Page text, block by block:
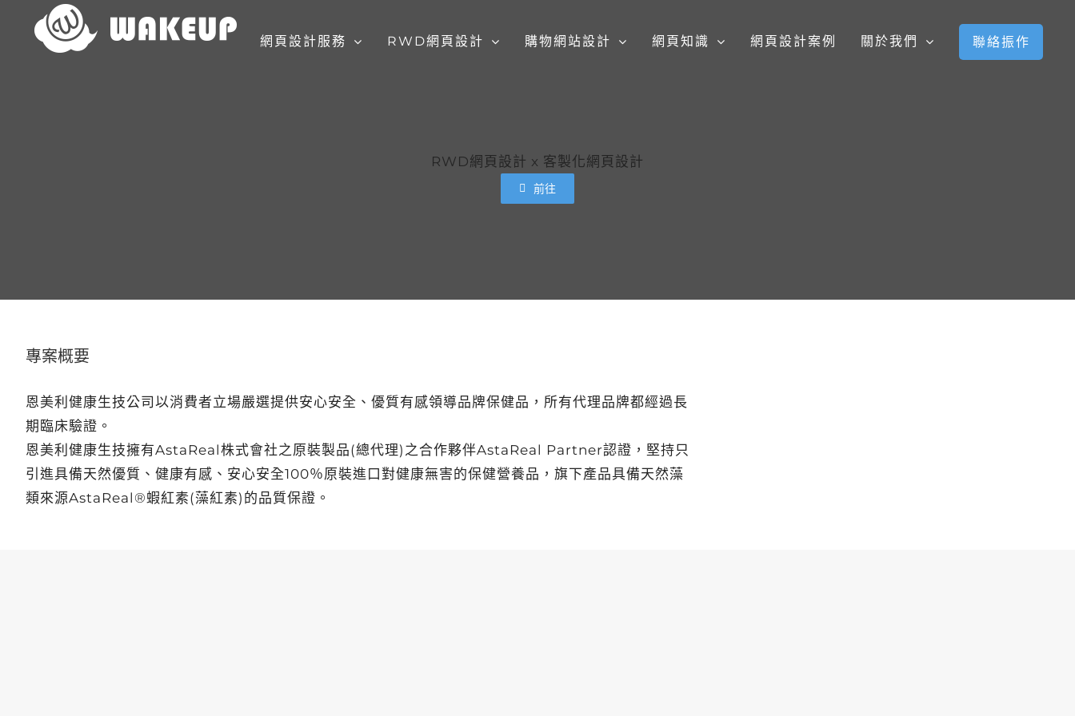
content
網頁設計服務 RWD網頁設計 購物網站設計 網頁知識 網頁設計案例 關於我們 聯絡振作
RWD網頁設計 x 客製化網頁設計
前往
專案概要
恩美利健康生技公司以消費者立場嚴選提供安心安全、優質有感領導品牌保健品，所有代理品牌都經過長
期臨床驗證。
恩美利健康生技擁有AstaReal株式會社之原裝製品(總代理)之合作夥伴AstaReal Partner認證，堅持只
引進具備天然優質、健康有感、安心安全100％原裝進口對健康無害的保健營養品，旗下產品具備天然藻
類來源AstaReal®蝦紅素(藻紅素)的品質保證。